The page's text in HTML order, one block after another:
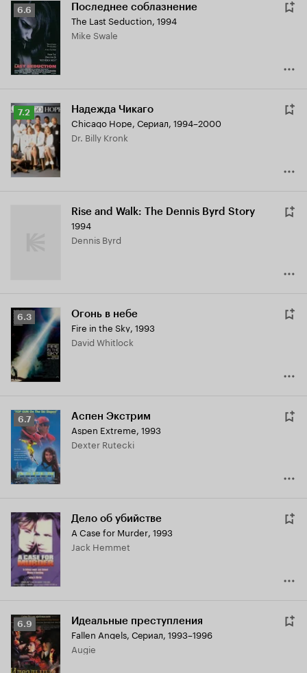
Рейтинг
Кинопоиска
6.6
6.6 Последнее соблазнение
The Last Seduction, 1994
Mike Swale
Рейтинг
Кинопоиска
7.2
7.2 Надежда Чикаго
Chicago Hope, Сериал, 1994–2000
Dr. Billy Kronk
Rise and Walk: The Dennis Byrd Story
1994
Dennis Byrd
Рейтинг
Кинопоиска
6.3
6.3 Огонь в небе
Fire in the Sky, 1993
David Whitlock
Рейтинг
Кинопоиска
6.7
6.7 Аспен Экстрим
Aspen Extreme, 1993
Dexter Rutecki
Дело об убийстве
A Case for Murder, 1993
Jack Hemmet
Рейтинг
Кинопоиска
6.9
6.9 Идеальные преступления
Fallen Angels, Сериал, 1993–1996
Augie